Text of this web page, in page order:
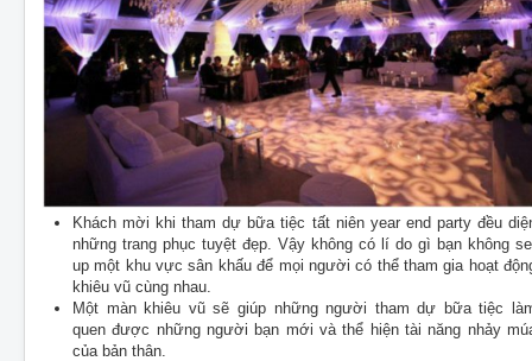
Khách mời khi tham dự bữa tiệc tất niên year end party đều
những trang phục tuyệt đẹp. Vậy không có lí do gì bạn không
up một khu vực sân khấu để mọi người có thể tham gia hoạt
khiêu vũ cùng nhau.
Một màn khiêu vũ sẽ giúp những người tham dự bữa tiệc
quen được những người bạn mới và thể hiện tài năng nhảy
của bản thân.